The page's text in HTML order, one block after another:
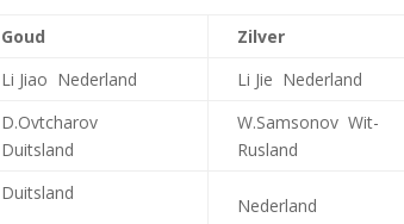
Goud Zilver
Li Jiao Nederland Li Jie Nederland
D.Ovtcharov
Duitsland
W.Samsonov Wit-
Rusland
Duitsland
Nederland